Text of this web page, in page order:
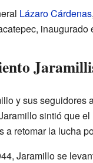
Lázaro Cárdenas
y sus seguidores
sintió que
a retomar la lucha
Jaramillo se